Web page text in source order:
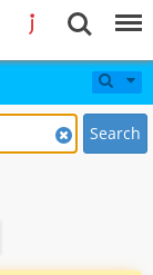
Search